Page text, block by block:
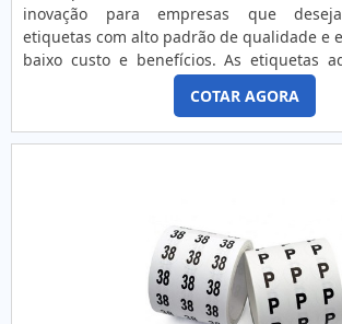
barras. Com foco na experiência dos
variados como etiquetas em bobina
conhecida por ser comprometida
responsável, qualificações construídas por
no resultado final, tendo escritório de
são realizadas as atividades e
para acessar o site e saber mais
serviços e os produtos..
inovação para empresas que
etiquetas com alto padrão de qualidade e
baixo custo e benefícios. As etiquetas
podem ser
tipos:
INFORMAÇÕES RELEVANTES SOBRE O
ainda podem ser produzidas a
adesivo pode apresentar ainda,
borracha.As etiquetas adesivas
versáteis no que diz respeito à
industrial, pois além de ser ideal para
COTAR AGORA